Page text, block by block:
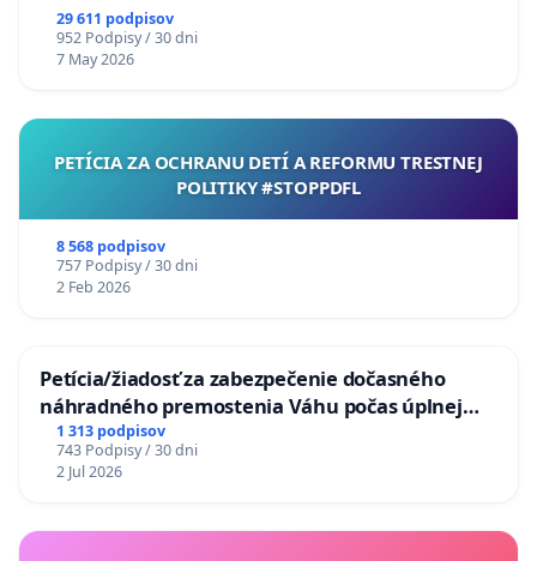
29 611 podpisov
952 Podpisy / 30 dni
7 May 2026
PETÍCIA ZA OCHRANU DETÍ A REFORMU TRESTNEJ
POLITIKY #STOPPDFL
8 568 podpisov
757 Podpisy / 30 dni
2 Feb 2026
Petícia/žiadosť za zabezpečenie dočasného
náhradného premostenia Váhu počas úplnej
uzávery Vážskeho mosta v Komárne
1 313 podpisov
743 Podpisy / 30 dni
2 Jul 2026